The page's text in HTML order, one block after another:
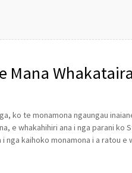
Mana
ko te monamona ngaungau
e whakahihiri ana i nga parani
kaihoko monamona i a ratou e